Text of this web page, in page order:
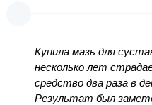
Купила мазь для
несколько лет
средство два раза в
Результат был